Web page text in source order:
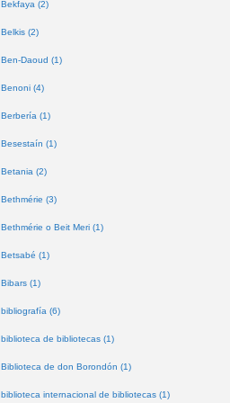
Bekfaya (2)
Belkis (2)
Ben-Daoud (1)
Benoni (4)
Berbería (1)
Besestaín (1)
Betania (2)
Bethmérie (3)
Bethmérie o Beit Meri (1)
Betsabé (1)
Bibars (1)
bibliografía (6)
biblioteca de bibliotecas (1)
Biblioteca de don Borondón (1)
biblioteca internacional de bibliotecas (1)